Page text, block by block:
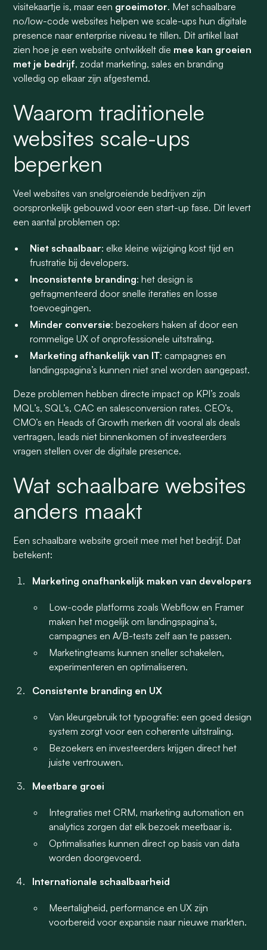
visitekaartje is, maar een groeimotor. Met schaalbare
no/low-code websites helpen we scale-ups hun digitale
presence naar enterprise niveau te tillen. Dit artikel laat
zien hoe je een website ontwikkelt die mee kan groeien
met je bedrijf, zodat marketing, sales en branding
volledig op elkaar zijn afgestemd.
Waarom traditionele
websites scale-ups
beperken
Veel websites van snelgroeiende bedrijven zijn
oorspronkelijk gebouwd voor een start-up fase. Dit levert
een aantal problemen op:
Niet schaalbaar: elke kleine wijziging kost tijd en
frustratie bij developers.
Inconsistente branding: het design is
gefragmenteerd door snelle iteraties en losse
toevoegingen.
Minder conversie: bezoekers haken af door een
rommelige UX of onprofessionele uitstraling.
Marketing afhankelijk van IT: campagnes en
landingspagina’s kunnen niet snel worden aangepast.
Deze problemen hebben directe impact op KPI’s zoals
MQL’s, SQL’s, CAC en salesconversion rates. CEO’s,
CMO’s en Heads of Growth merken dit vooral als deals
vertragen, leads niet binnenkomen of investeerders
vragen stellen over de digitale presence.
Wat schaalbare websites
anders maakt
Een schaalbare website groeit mee met het bedrijf. Dat
betekent:
Marketing onafhankelijk maken van developers
Low-code platforms zoals Webflow en Framer
maken het mogelijk om landingspagina’s,
campagnes en A/B-tests zelf aan te passen.
Marketingteams kunnen sneller schakelen,
experimenteren en optimaliseren.
Consistente branding en UX
Van kleurgebruik tot typografie: een goed design
system zorgt voor een coherente uitstraling.
Bezoekers en investeerders krijgen direct het
juiste vertrouwen.
Meetbare groei
Integraties met CRM, marketing automation en
analytics zorgen dat elk bezoek meetbaar is.
Optimalisaties kunnen direct op basis van data
worden doorgevoerd.
Internationale schaalbaarheid
Meertaligheid, performance en UX zijn
voorbereid voor expansie naar nieuwe markten.